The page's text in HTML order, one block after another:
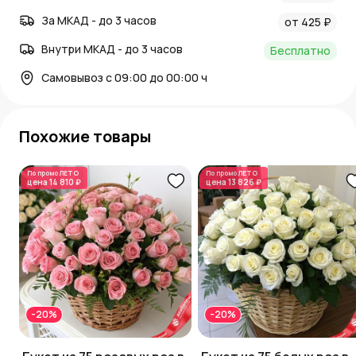
За МКАД - до 3 часов
от 425 ₽
Внутри МКАД - до 3 часов
Бесплатно
Самовывоз с 09:00 до 00:00 ч
Похожие товары
По промоЛЕТО
цена 14 810 ₽
-20%
По промоЛЕТО
цена 13 826 ₽
-20%